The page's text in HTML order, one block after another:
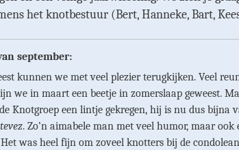
het knotbestuur (Bert, Hanneke, Bart,
september:
kunnen we met veel plezier terugkijken. Veel
we in maart een beetje in zomerslaap geweest.
Knotgroep een lintje gekregen, hij is nu dus bijna
. Zo’n aimabele man met veel humor, maar
was heel fijn om zoveel knotters bij de